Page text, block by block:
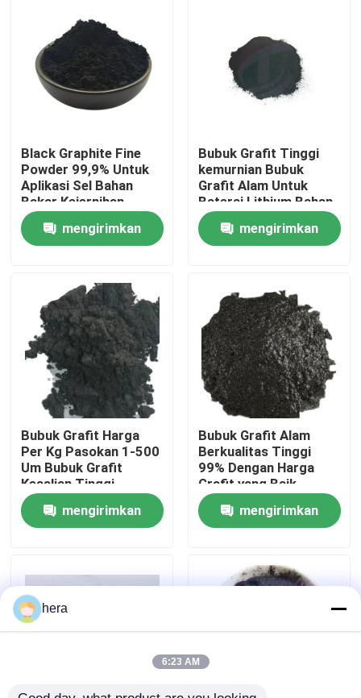
Rumah
Tentang kami
Tur Pabrik
Kontrol kualitas
Hubungi kami
kasus
Grafit Serpihan Alami
Black Graphite Fine
Powder 99,9% Untuk
Aplikasi Sel Bahan
Bakar Kejernihan
mengirimkan
Bubuk Grafit Tinggi
kemurnian Bubuk
Grafit Alam Untuk
Baterai Lithium Bahan
baku anode
mengirimkan
Bubuk Grafit Harga
Per Kg Pasokan 1-500
Um Bubuk Grafit
Keaslian Tinggi
mengirimkan
Bubuk Grafit Alam
Berkualitas Tinggi
99% Dengan Harga
Grafit yang Baik
mengirimkan
hera
6:23 AM